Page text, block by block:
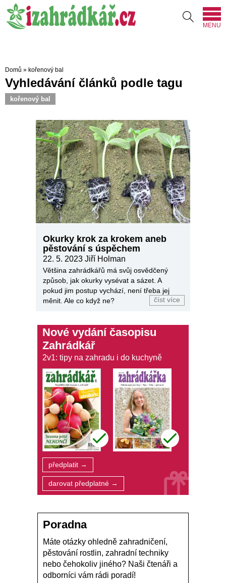
MENU
Domů » kořenový bal
Vyhledávání článků podle tagu
kořenový bal
Okurky krok za krokem aneb
pěstování s úspěchem
22. 5. 2023 Jiří Holman
Většina zahrádkářů má svůj osvědčený
způsob, jak okurky vysévat a sázet. A
pokud jim postup vychází, není třeba jej
měnit. Ale co když ne?
číst více
Nové vydání časopisu
Zahrádkář
2v1: tipy na zahradu i do kuchyně
předplatit →
darovat předplatné →
Poradna
Máte otázky ohledně zahradničení,
pěstování rostlin, zahradní techniky
nebo čehokoliv jiného? Naši čtenáři a
odborníci vám rádi poradí!